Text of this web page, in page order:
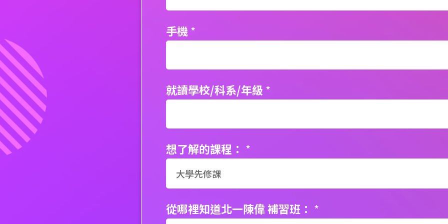
手機*
就讀學校/科系/年級 *
想了解的課程： *
從哪裡知道北一陳偉 補習班： *